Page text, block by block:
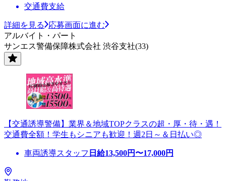
交通費支給
詳細を見る
応募画面に進む
アルバイト・パート
サンエス警備保障株式会社 渋谷支社(33)
【交通誘導警備】業界＆地域TOPクラスの超・厚・待・遇！
交通費全額！学生もシニアも歓迎！週2日～＆日払い◎
車両誘導スタッフ 日給13,500円〜17,000円